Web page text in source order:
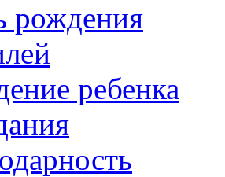
рождения
ребенка